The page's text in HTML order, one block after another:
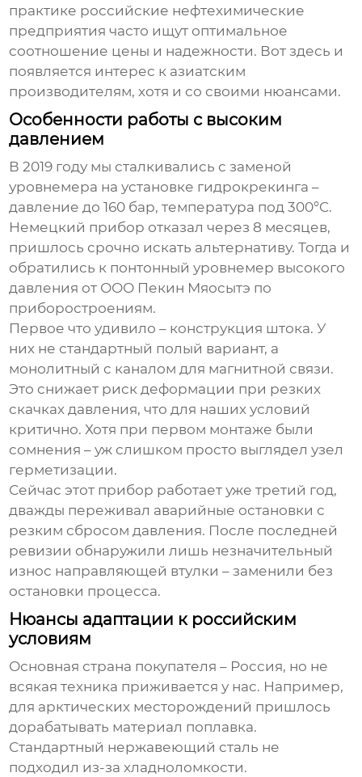
практике российские нефтехимические
предприятия часто ищут оптимальное
соотношение цены и надежности. Вот здесь и
появляется интерес к азиатским
производителям, хотя и со своими нюансами.
Особенности работы с высоким
давлением
В 2019 году мы сталкивались с заменой
уровнемера на установке гидрокрекинга –
давление до 160 бар, температура под 300°C.
Немецкий прибор отказал через 8 месяцев,
пришлось срочно искать альтернативу. Тогда и
обратились к понтонный уровнемер высокого
давления от ООО Пекин Мяосытэ по
приборостроениям.
Первое что удивило – конструкция штока. У
них не стандартный полый вариант, а
монолитный с каналом для магнитной связи.
Это снижает риск деформации при резких
скачках давления, что для наших условий
критично. Хотя при первом монтаже были
сомнения – уж слишком просто выглядел узел
герметизации.
Сейчас этот прибор работает уже третий год,
дважды переживал аварийные остановки с
резким сбросом давления. После последней
ревизии обнаружили лишь незначительный
износ направляющей втулки – заменили без
остановки процесса.
Нюансы адаптации к российским
условиям
Основная страна покупателя – Россия, но не
всякая техника приживается у нас. Например,
для арктических месторождений пришлось
дорабатывать материал поплавка.
Стандартный нержавеющий сталь не
подходил из-за хладноломкости.